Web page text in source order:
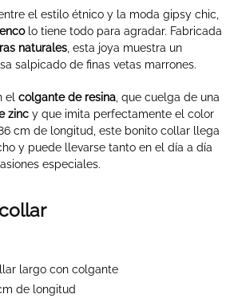
el estilo étnico y la moda gipsy chic,
lo tiene todo para agradar. Fabricada
naturales, esta joya muestra un
salpicado de finas vetas marrones.
el colgante de resina , que cuelga de una
zinc y que imita perfectamente el color
cm de longitud, este bonito collar llega
y puede llevarse tanto en el día a día
especiales.
largo con colgante
de longitud